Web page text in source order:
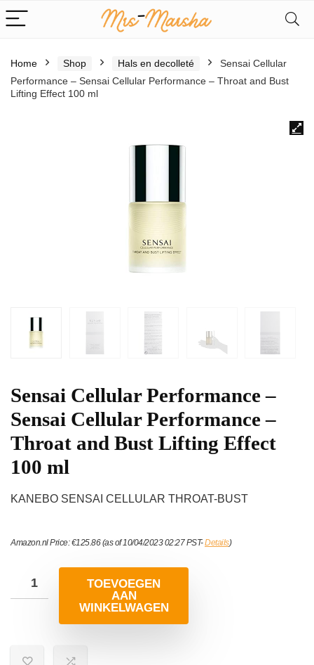
Home Shop Hals en decolleté
Sensai Cellular
Performance – Sensai Cellular Performance – Throat and Bust
Lifting Effect 100 ml
Sensai Cellular Performance –
Sensai Cellular Performance –
Throat and Bust Lifting Effect
100 ml
KANEBO SENSAI CELLULAR THROAT-BUST
Amazon.nl Price:€125.86(as of 10/04/2023 02:27 PST-Details)
TOEVOEGEN
AAN
WINKELWAGEN